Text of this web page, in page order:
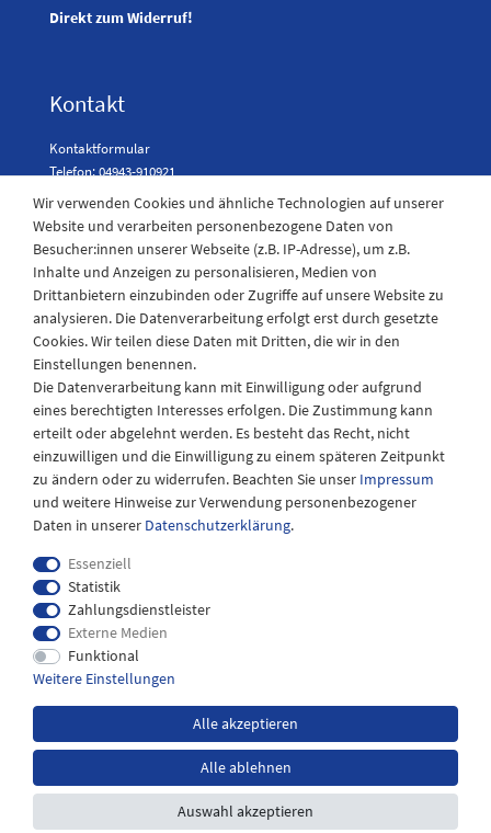
Direkt zum Widerruf!
Kontakt
Kontaktformular
Telefon: 04943-910921
Laden Öffnungszeiten
Montag - Freitag
08:30 - 12:30 und 13.00 - 17.30 Uhr
Samstags
08:30 bis 12:30 Uhr
Impressum
Widerrufs­recht
Versandkosten
Wir verwenden Cookies und ähnliche Technologien auf unserer
Website und verarbeiten personenbezogene Daten von
Besucher:innen unserer Webseite (z.B. IP-Adresse), um z.B.
Inhalte und Anzeigen zu personalisieren, Medien von
Drittanbietern einzubinden oder Zugriffe auf unsere Website zu
analysieren. Die Datenverarbeitung erfolgt erst durch gesetzte
Cookies. Wir teilen diese Daten mit Dritten, die wir in den
Einstellungen benennen.
Die Datenverarbeitung kann mit Einwilligung oder aufgrund
eines berechtigten Interesses erfolgen. Die Zustimmung kann
erteilt oder abgelehnt werden. Es besteht das Recht, nicht
einzuwilligen und die Einwilligung zu einem späteren Zeitpunkt
zu ändern oder zu widerrufen. Beachten Sie unser Impressum
und weitere Hinweise zur Verwendung personenbezogener
Daten in unserer Daten­schutz­erklärung.
Essenziell
Statistik
Zahlungsdienstleister
Externe Medien
Funktional
Weitere Einstellungen
Alle akzeptieren
Alle ablehnen
Auswahl akzeptieren